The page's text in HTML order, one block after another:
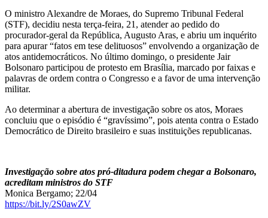
O ministro Alexandre de Moraes, do Supremo Tribunal Federal
(STF), decidiu nesta terça-feira, 21, atender ao pedido do
procurador-geral da República, Augusto Aras, e abriu um inquérito
para apurar “fatos em tese delituosos” envolvendo a organização de
atos antidemocráticos. No último domingo, o presidente Jair
Bolsonaro participou de protesto em Brasília, marcado por faixas e
palavras de ordem contra o Congresso e a favor de uma intervenção
militar.
Ao determinar a abertura de investigação sobre os atos, Moraes
concluiu que o episódio é “gravíssimo”, pois atenta contra o Estado
Democrático de Direito brasileiro e suas instituições republicanas.
Investigação sobre atos pró-ditadura podem chegar a Bolsonaro,
acreditam ministros do STF
Monica Bergamo; 22/04
https://bit.ly/2S0awZV